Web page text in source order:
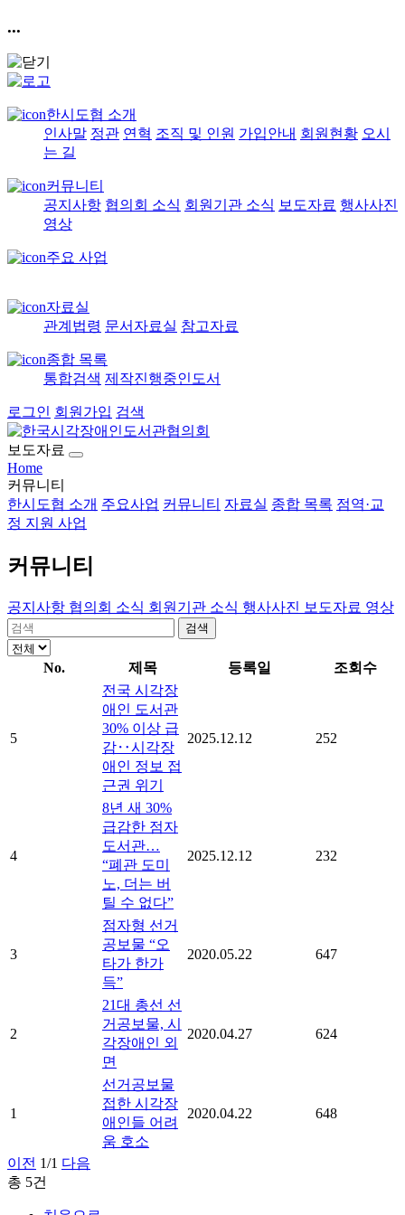
...
한시도협 소개
인사말 정관 연혁 조직 및 인원 가입안내 회원현황 오시
는 길
커뮤니티
공지사항 협의회 소식 회원기관 소식 보도자료 행사사진
영상
주요 사업
자료실
관계법령 문서자료실 참고자료
종합 목록
통합검색 제작진행중인도서
로그인 회원가입 검색
보도자료
Home
커뮤니티
한시도협 소개 주요사업 커뮤니티 자료실 종합 목록 점역·교
정 지원 사업
커뮤니티
공지사항 협의회 소식 회원기관 소식 행사사진 보도자료 영상
검색
No. 제목 등록일 조회수
5
전국 시각장
애인 도서관
30% 이상 급
감‥시각장
애인 정보 접
근권 위기
2025.12.12 252
4
8년 새 30%
급감한 점자
도서관…
“폐관 도미
노, 더는 버
틸 수 없다”
2025.12.12 232
3
점자형 선거
공보물 “오
타가 한가
득”
2020.05.22 647
2
21대 총선 선
거공보물, 시
각장애인 외
면
2020.04.27 624
1
선거공보물
접한 시각장
애인들 어려
움 호소
2020.04.22 648
이전 1/1 다음
총 5건